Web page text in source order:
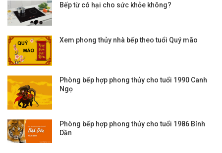
Bếp từ có hại cho sức khỏe không?
Xem phong thủy nhà bếp theo tuổi Quý mão
Phòng bếp hợp phong thủy cho tuổi 1990 Canh
Ngọ
Phòng bếp hợp phong thủy cho tuổi 1986 Bính
Dần